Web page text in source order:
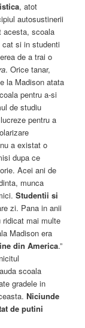
, atot
autosustinerii
acesta, scoala
cat si in studenti
de a trai o
. Orice tanar,
la Madison atata
pentru a-si
de studiu
pentru a
a existat o
dupa ce
Acei ani de
munca
Studentii si
zi. Pana in anii
ridicat mai multe
Madison era
din America.”
scoala
gradele in
Niciunde
de putini